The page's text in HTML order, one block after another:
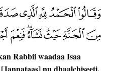
Rabbii waadaa Isaa